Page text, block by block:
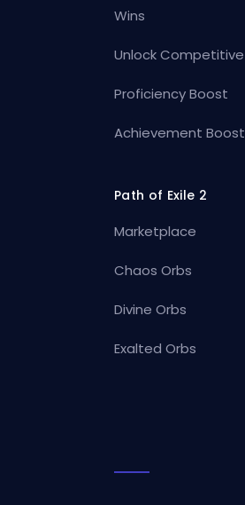
Wins
Unlock Competitive
Proficiency Boost
Achievement Boost
Path of Exile 2
Marketplace
Chaos Orbs
Divine Orbs
Exalted Orbs